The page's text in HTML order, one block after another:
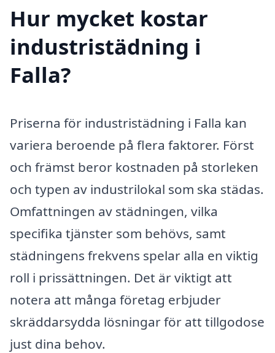
Hur mycket kostar
industristädning i
Falla?
Priserna för industristädning i Falla kan
variera beroende på flera faktorer. Först
och främst beror kostnaden på storleken
och typen av industrilokal som ska städas.
Omfattningen av städningen, vilka
specifika tjänster som behövs, samt
städningens frekvens spelar alla en viktig
roll i prissättningen. Det är viktigt att
notera att många företag erbjuder
skräddarsydda lösningar för att tillgodose
just dina behov.